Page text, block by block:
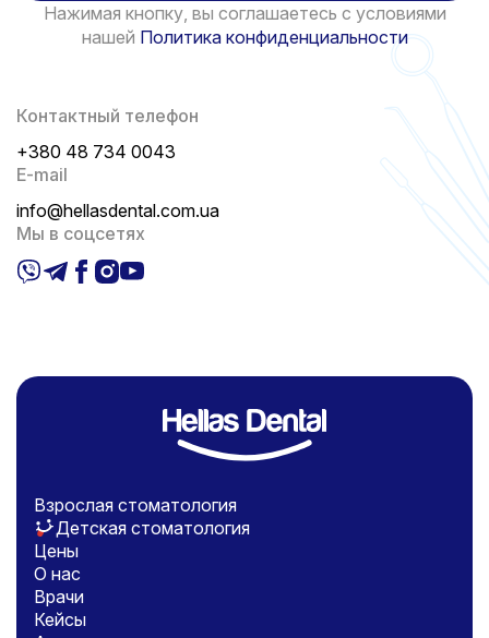
Нажимая кнопку, вы соглашаетесь с условиями
нашей Политика конфиденциальности
Контактный телефон
+380 48 734 0043
E-mail
info@hellasdental.com.ua
Мы в соцсетях
Взрослая стоматология
Детская стоматология
Цены
О нас
Врачи
Кейсы